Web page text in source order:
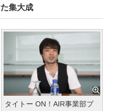
集大成
タイトー ON！AIR事業部プ